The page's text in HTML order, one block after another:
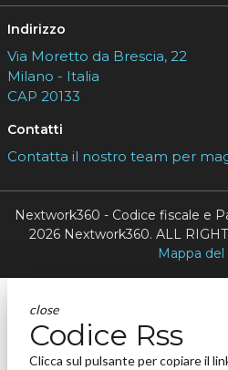
Indirizzo
Via Moretto da Brescia, 22
Milano - Italia
CAP 20133
Contatti
Contatta il nostro team per
Nextwork360 - Codice fiscale e
2026 Nextwork360. ALL
Mappa del
close
Codice Rss
Clicca sul pulsante per copiare il